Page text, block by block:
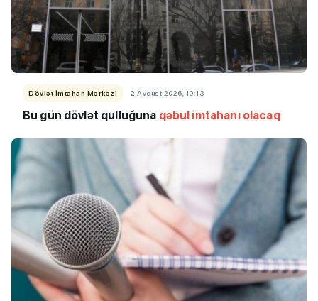
Dövlət İmtahan Mərkəzi 2 Avqust 2026, 10:13
Bu gün dövlət qulluğuna qəbul imtahanı olacaq